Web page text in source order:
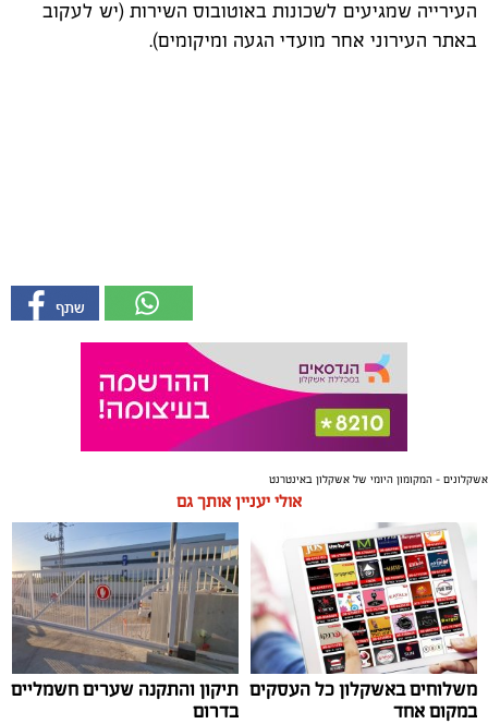
העירייה שמגיעים לשכונות באוטובוס השירות (יש לעקוב
באתר העירוני אחר מועדי הגעה ומיקומים).
אשקלונים - המקומון היומי של אשקלון באינטרנט
אולי יעניין אותך גם
משלוחים באשקלון כל העסקים
במקום אחד
תיקון והתקנה שערים חשמליים
בדרום